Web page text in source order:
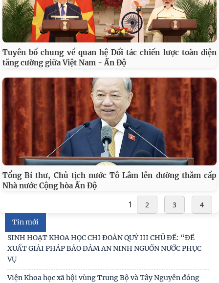
Tuyên bố chung về quan hệ Đối tác chiến lược toàn diện
tăng cường giữa Việt Nam - Ấn Độ
Tổng Bí thư, Chủ tịch nước Tô Lâm lên đường thăm cấp
Nhà nước Cộng hòa Ấn Độ
1 2 3 4
Tin mới
Đối thoại ICWA – VASS lần thứ 6: Thúc đẩy quan hệ Đối tác
Chiến lược Toàn diện tăng cường Việt Nam
Viện Hàn lâm Khoa học xã hội Việt Nam và Học viện Chính
trị và Hành chính quốc gia Lào ký Thỏa